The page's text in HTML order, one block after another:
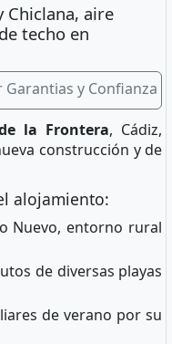
Chiclana, aire
techo en
Garantias y Confianza
la Frontera, Cádiz,
construcción y de
alojamiento:
Nuevo, entorno rural
de diversas playas
de verano por su